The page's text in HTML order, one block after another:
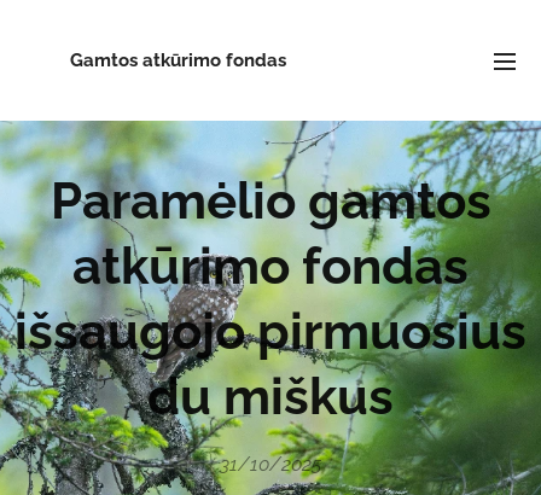
Gamtos atkūrimo fondas
Paramėlio gamtos
atkūrimo fondas
išsaugojo pirmuosius
du miškus
31/10/2025